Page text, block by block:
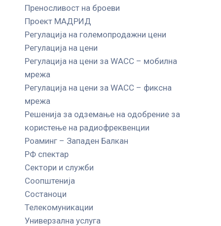
Преносливост на броеви
Проект МАДРИД
Регулација на големопродажни цени
Регулација на цени
Регулација на цени за WACC – мобилна
мрежа
Регулација на цени за WACC – фиксна
мрежа
Решенија за одземање на одобрение за
користење на радиофреквенции
Роаминг – Западен Балкан
РФ спектар
Сектори и служби
Соопштенија
Состаноци
Телекомуникации
Универзална услуга